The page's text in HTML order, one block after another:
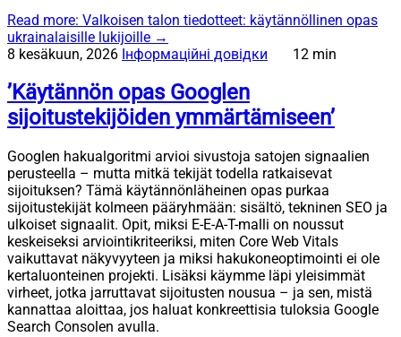
Read more: Valkoisen talon tiedotteet: käytännöllinen opas
ukrainalaisille lukijoille →
8 kesäkuun, 2026 Інформаційні довідки 12 min
’Käytännön opas Googlen
sijoitustekijöiden ymmärtämiseen’
Googlen hakualgoritmi arvioi sivustoja satojen signaalien
perusteella – mutta mitkä tekijät todella ratkaisevat
sijoituksen? Tämä käytännönläheinen opas purkaa
sijoitustekijät kolmeen pääryhmään: sisältö, tekninen SEO ja
ulkoiset signaalit. Opit, miksi E-E-A-T-malli on noussut
keskeiseksi arviointikriteeriksi, miten Core Web Vitals
vaikuttavat näkyvyyteen ja miksi hakukoneoptimointi ei ole
kertaluonteinen projekti. Lisäksi käymme läpi yleisimmät
virheet, jotka jarruttavat sijoitusten nousua – ja sen, mistä
kannattaa aloittaa, jos haluat konkreettisia tuloksia Google
Search Consolen avulla.